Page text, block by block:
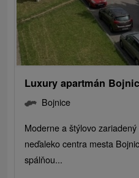
Luxury apartmán
Bojnice
Moderne a štýlovo
neďaleko centra mesta
spálňou...